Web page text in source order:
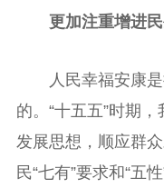
更加注重增进
人民幸福安康
的。“十五五”时期
发展思想，顺应群
民“七有”要求和“五